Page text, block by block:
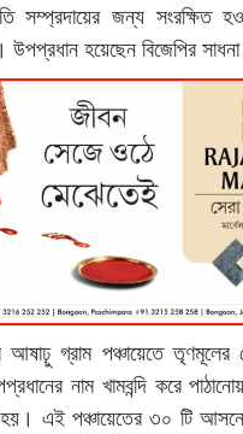
সম্প্রদায়ের জন্য সংরক্ষিত
হয়েছেন বিজেপির সাধনা
আষাঢ়ু গ্রাম পঞ্চায়েতে তৃণমূলের
নাম খামবন্দি করে
হয়। এই পঞ্চায়েতের ৩০ টি